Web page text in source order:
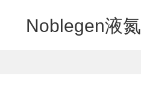
Noblegen液